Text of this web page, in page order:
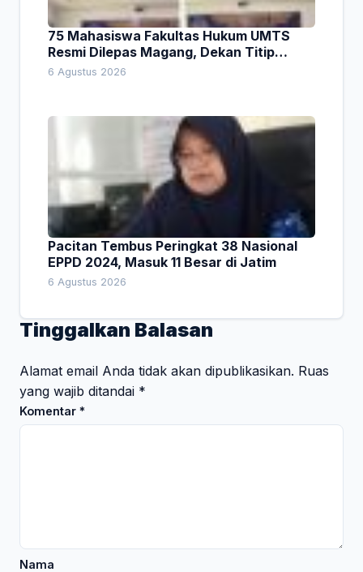
75 Mahasiswa Fakultas Hukum UMTS
Resmi Dilepas Magang, Dekan Titip
Empat Pesan Penting
6 Agustus 2026
Pacitan Tembus Peringkat 38 Nasional
EPPD 2024, Masuk 11 Besar di Jatim
6 Agustus 2026
Tinggalkan Balasan
Alamat email Anda tidak akan dipublikasikan. Ruas
yang wajib ditandai *
Komentar *
Nama